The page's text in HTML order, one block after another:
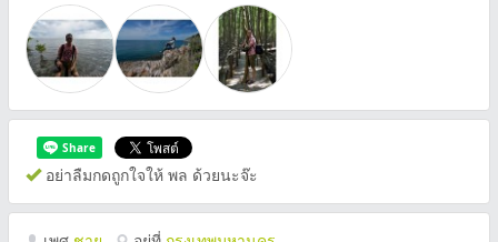
อย่าลืมกดถูกใจให้ พล ด้วยนะจ๊ะ